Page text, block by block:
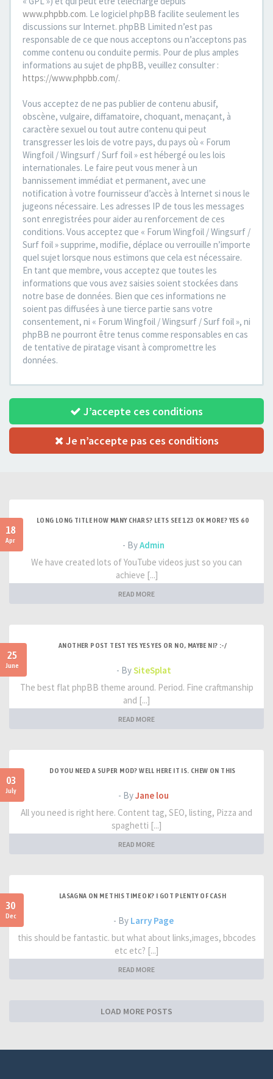
www.phpbb.com. Le logiciel phpBB facilite seulement les
discussions sur Internet. phpBB Limited n’est pas
responsable de ce que nous acceptons ou n’acceptons pas
comme contenu ou conduite permis. Pour de plus amples
informations au sujet de phpBB, veuillez consulter :
https://www.phpbb.com/.
Vous acceptez de ne pas publier de contenu abusif,
obscène, vulgaire, diffamatoire, choquant, menaçant, à
caractère sexuel ou tout autre contenu qui peut
transgresser les lois de votre pays, du pays où « Forum
Wingfoil / Wingsurf / Surf foil » est hébergé ou les lois
internationales. Le faire peut vous mener à un
bannissement immédiat et permanent, avec une
notification à votre fournisseur d’accès à Internet si nous le
jugeons nécessaire. Les adresses IP de tous les messages
sont enregistrées pour aider au renforcement de ces
conditions. Vous acceptez que « Forum Wingfoil / Wingsurf /
Surf foil » supprime, modifie, déplace ou verrouille n’importe
quel sujet lorsque nous estimons que cela est nécessaire.
En tant que membre, vous acceptez que toutes les
informations que vous avez saisies soient stockées dans
notre base de données. Bien que ces informations ne
soient pas diffusées à une tierce partie sans votre
consentement, ni « Forum Wingfoil / Wingsurf / Surf foil », ni
phpBB ne pourront être tenus comme responsables en cas
de tentative de piratage visant à compromettre les
données.
J’accepte ces conditions
Je n’accepte pas ces conditions
18
Apr
LONG LONG TITLE HOW MANY CHARS? LETS SEE 123 OK MORE? YES 60
- ByAdmin
We have created lots of YouTube videos just so you can
achieve [...]
READ MORE
25
June
ANOTHER POST TEST YES YES YES OR NO, MAYBE NI? :-/
- BySiteSplat
The best flat phpBB theme around. Period. Fine craftmanship
and [...]
READ MORE
03
July
DO YOU NEED A SUPER MOD? WELL HERE IT IS. CHEW ON THIS
- ByJane lou
All you need is right here. Content tag, SEO, listing, Pizza and
spaghetti [...]
READ MORE
30
Dec
LASAGNA ON ME THIS TIME OK? I GOT PLENTY OF CASH
- By Larry Page
this should be fantastic. but what about links,images, bbcodes
etc etc? [...]
READ MORE
LOAD MORE POSTS